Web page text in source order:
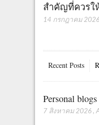
สำคัญที่ควรใ
14 กรกฎาคม 2026
Recent Posts
Personal
7 สิงหาคม 2026 ,